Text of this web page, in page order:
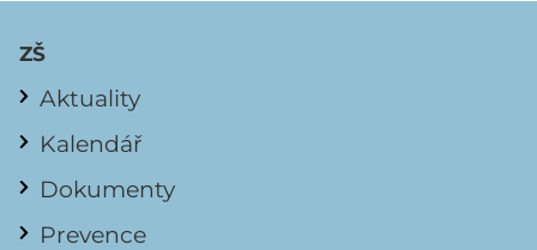
ZŠ
Aktuality
Kalendář
Dokumenty
Prevence